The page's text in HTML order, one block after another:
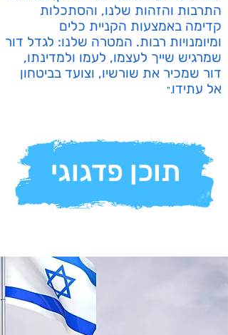
התרבות והזהות שלנו, והסתכלות
קדימה באמצעות הקניית כלים
ומיומנויות רבות. המטרה שלנו: לגדל דור
שמרגיש שייך לעצמו, לעמו ולמדינתו,
דור שמכיר את שורשיו, וצועד בביטחון
אל עתידו."
תוכן פדגוגי